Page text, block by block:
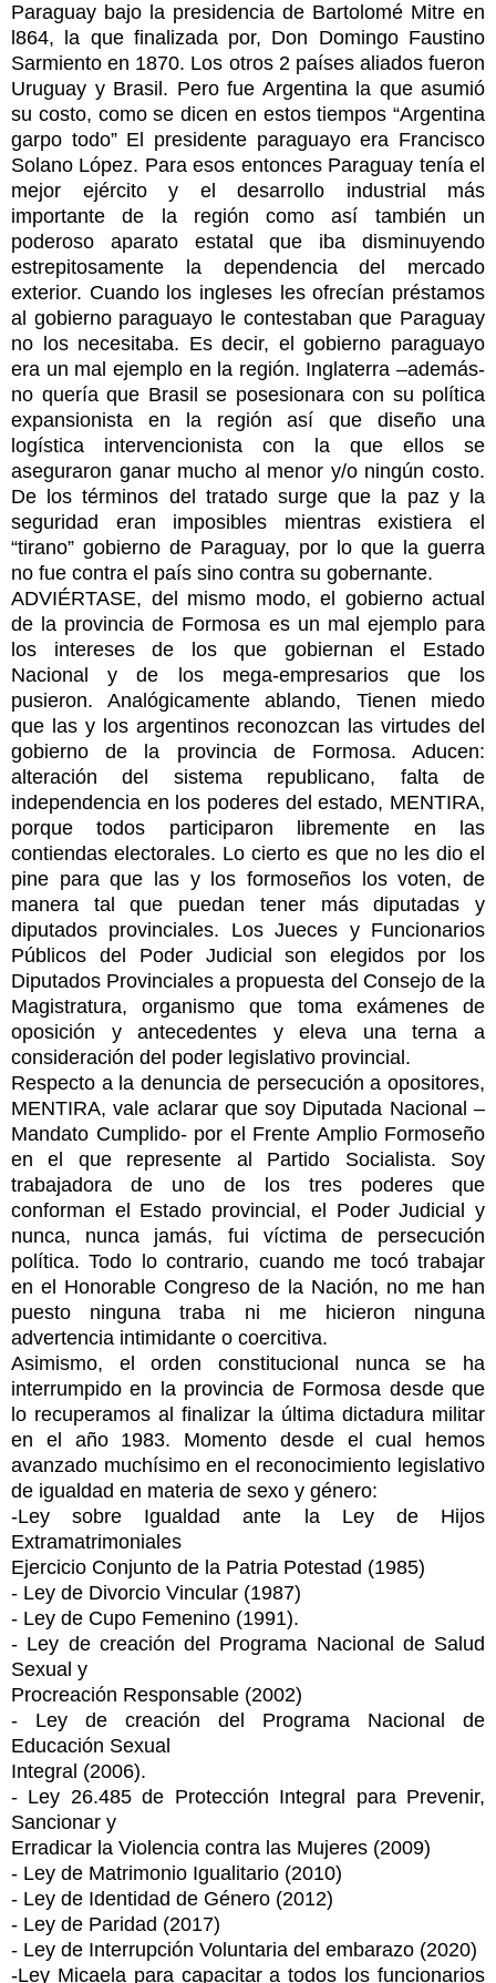
Paraguay bajo la presidencia de Bartolomé Mitre en
l864, la que finalizada por, Don Domingo Faustino
Sarmiento en 1870. Los otros 2 países aliados fueron
Uruguay y Brasil. Pero fue Argentina la que asumió
su costo, como se dicen en estos tiempos “Argentina
garpo todo” El presidente paraguayo era Francisco
Solano López. Para esos entonces Paraguay tenía el
mejor ejército y el desarrollo industrial más
importante de la región como así también un
poderoso aparato estatal que iba disminuyendo
estrepitosamente la dependencia del mercado
exterior. Cuando los ingleses les ofrecían préstamos
al gobierno paraguayo le contestaban que Paraguay
no los necesitaba. Es decir, el gobierno paraguayo
era un mal ejemplo en la región. Inglaterra –además-
no quería que Brasil se posesionara con su política
expansionista en la región así que diseño una
logística intervencionista con la que ellos se
aseguraron ganar mucho al menor y/o ningún costo.
De los términos del tratado surge que la paz y la
seguridad eran imposibles mientras existiera el
“tirano” gobierno de Paraguay, por lo que la guerra
no fue contra el país sino contra su gobernante.
ADVIÉRTASE, del mismo modo, el gobierno actual
de la provincia de Formosa es un mal ejemplo para
los intereses de los que gobiernan el Estado
Nacional y de los mega-empresarios que los
pusieron. Analógicamente ablando, Tienen miedo
que las y los argentinos reconozcan las virtudes del
gobierno de la provincia de Formosa. Aducen:
alteración del sistema republicano, falta de
independencia en los poderes del estado, MENTIRA,
porque todos participaron libremente en las
contiendas electorales. Lo cierto es que no les dio el
pine para que las y los formoseños los voten, de
manera tal que puedan tener más diputadas y
diputados provinciales. Los Jueces y Funcionarios
Públicos del Poder Judicial son elegidos por los
Diputados Provinciales a propuesta del Consejo de la
Magistratura, organismo que toma exámenes de
oposición y antecedentes y eleva una terna a
consideración del poder legislativo provincial.
Respecto a la denuncia de persecución a opositores,
MENTIRA, vale aclarar que soy Diputada Nacional –
Mandato Cumplido- por el Frente Amplio Formoseño
en el que represente al Partido Socialista. Soy
trabajadora de uno de los tres poderes que
conforman el Estado provincial, el Poder Judicial y
nunca, nunca jamás, fui víctima de persecución
política. Todo lo contrario, cuando me tocó trabajar
en el Honorable Congreso de la Nación, no me han
puesto ninguna traba ni me hicieron ninguna
advertencia intimidante o coercitiva.
Asimismo, el orden constitucional nunca se ha
interrumpido en la provincia de Formosa desde que
lo recuperamos al finalizar la última dictadura militar
en el año 1983. Momento desde el cual hemos
avanzado muchísimo en el reconocimiento legislativo
de igualdad en materia de sexo y género:
-Ley sobre Igualdad ante la Ley de Hijos
Extramatrimoniales
Ejercicio Conjunto de la Patria Potestad (1985)
- Ley de Divorcio Vincular (1987)
- Ley de Cupo Femenino (1991).
- Ley de creación del Programa Nacional de Salud
Sexual y
Procreación Responsable (2002)
- Ley de creación del Programa Nacional de
Educación Sexual
Integral (2006).
- Ley 26.485 de Protección Integral para Prevenir,
Sancionar y
Erradicar la Violencia contra las Mujeres (2009)
- Ley de Matrimonio Igualitario (2010)
- Ley de Identidad de Género (2012)
- Ley de Paridad (2017)
- Ley de Interrupción Voluntaria del embarazo (2020)
-Ley Micaela para capacitar a todos los funcionarios